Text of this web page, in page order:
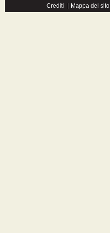
Crediti
Mappa del sito